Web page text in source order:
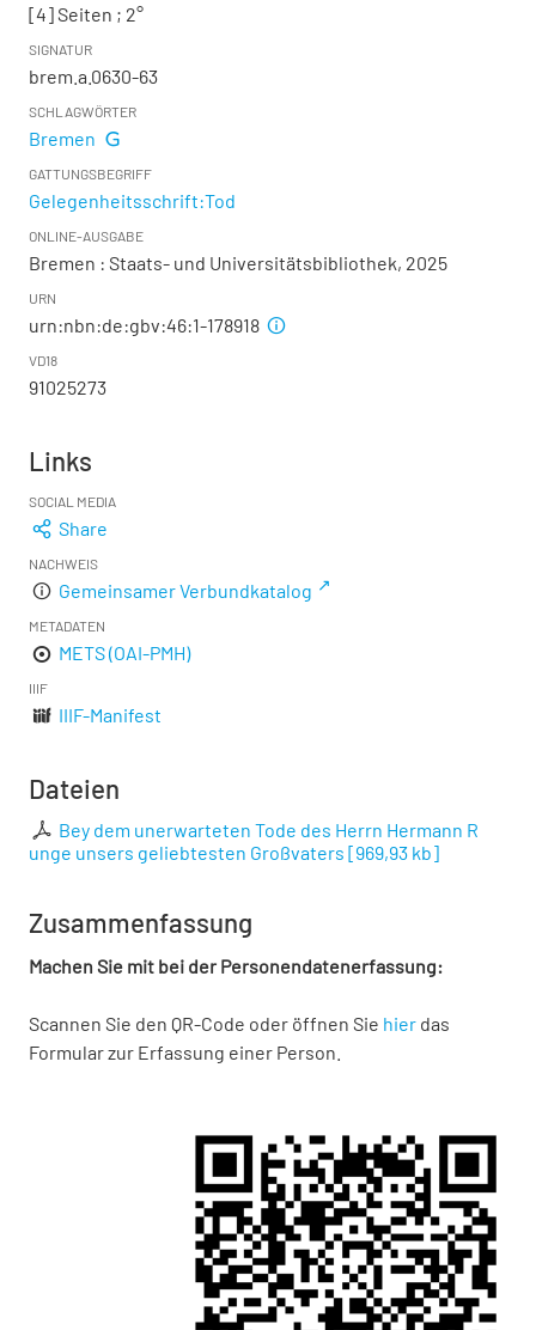
[4] Seiten ; 2°
SIGNATUR
brem.a.0630-63
SCHLAGWÖRTER
Bremen
GATTUNGSBEGRIFF
Gelegenheitsschrift:Tod
ONLINE-AUSGABE
Bremen : Staats- und Universitätsbibliothek, 2025
URN
urn:nbn:de:gbv:46:1-178918
VD18
91025273
Links
SOCIAL MEDIA
Share
NACHWEIS
Gemeinsamer Verbundkatalog
METADATEN
METS (OAI-PMH)
IIIF
IIIF-Manifest
Dateien
Bey dem unerwarteten Tode des Herrn Hermann R
unge unsers geliebtesten Großvaters [969,93 kb]
Zusammenfassung
Machen Sie mit bei der Personendatenerfassung:
Scannen Sie den QR-Code oder öffnen Sie hier das
Formular zur Erfassung einer Person.